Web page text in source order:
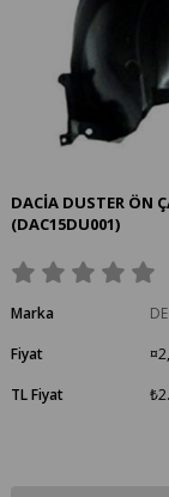
DACİA DUSTER ÖN
(DAC15DU001)
Marka
Fiyat
TL Fiyat